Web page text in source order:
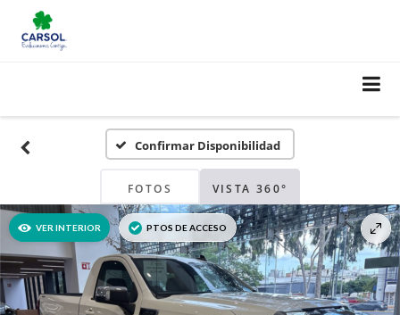
Confirmar Disponibilidad
FOTOS VISTA 360°